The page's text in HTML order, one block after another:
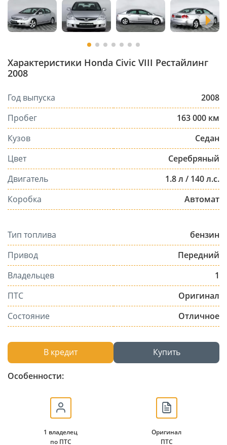
Характеристики Honda Civic VIII Рестайлинг
2008
Год выпуска
2008
Пробег
163 000 км
Кузов
Седан
Цвет
Серебряный
Двигатель
1.8 л / 140 л.с.
Коробка
Автомат
Тип топлива
бензин
Привод
Передний
Владельцев
1
ПТС
Оригинал
Состояние
Отличное
В кредит Купить
Особенности:
1 владелец
по ПТС
Оригинал
ПТС